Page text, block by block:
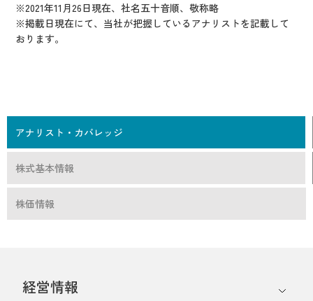
※2021年11月26日現在、社名五十音順、敬称略
※掲載日現在にて、当社が把握しているアナリストを記載して
おります。
アナリスト・カバレッジ
株式基本情報
株価情報
経営情報